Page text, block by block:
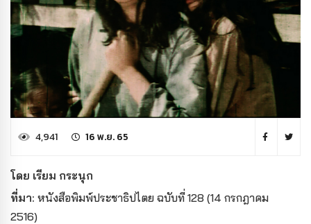
4,941 16 พ.ย. 65
โดย เรียม กระนุก
ที่มา: หนังสือพิมพ์ประชาธิปไตย ฉบับที่ 128 (14 กรกฎาคม
2516)